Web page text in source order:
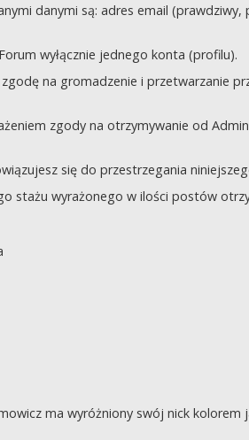
danymi są: adres email
wyłącznie jednego konta (profilu).
na gromadzenie i przetwarzanie
zgody na otrzymywanie od
się do przestrzegania
stażu wyrażonego w ilości postów
ma wyróżniony swój nick